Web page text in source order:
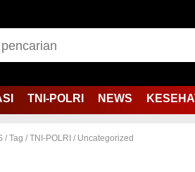
TNI-POLRI NEWS
/ Tag / TNI-POLRI / Uncategorized